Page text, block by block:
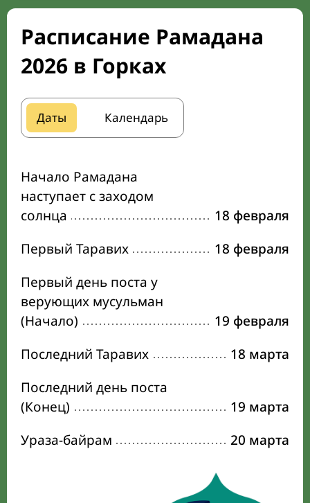
Расписание Рамадана
2026 в Горках
Даты Календарь
Начало Рамадана
наступает с заходом
солнца
18 февраля
Первый Таравих
18 февраля
Первый день поста у
верующих мусульман
(Начало)
19 февраля
Последний Таравих
18 марта
Последний день поста
(Конец)
19 марта
Ураза-байрам
20 марта